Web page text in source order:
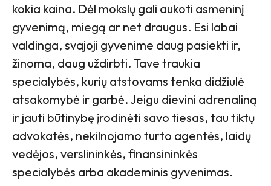
kokia kaina. Dėl mokslų gali aukoti asmeninį
gyvenimą, miegą ar net draugus. Esi labai
valdinga, svajoji gyvenime daug pasiekti ir,
žinoma, daug uždirbti. Tave traukia
specialybės, kurių atstovams tenka didžiulė
atsakomybė ir garbė. Jeigu dievini adrenaliną
ir jauti būtinybę įrodinėti savo tiesas, tau tiktų
advokatės, nekilnojamo turto agentės, laidų
vedėjos, verslininkės, finansininkės
specialybės arba akademinis gyvenimas.